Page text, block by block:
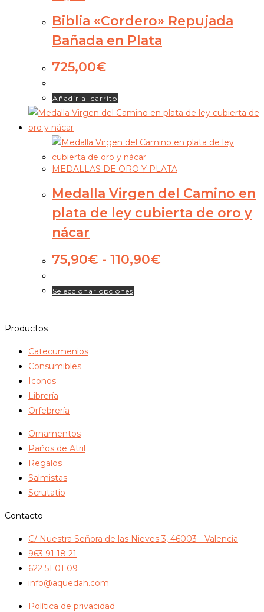
Biblia «Cordero» Repujada
Bañada en Plata
725,00€
Añadir al carrito
MEDALLAS DE ORO Y PLATA
Medalla Virgen del Camino en
plata de ley cubierta de oro y
nácar
75,90€ - 110,90€
Seleccionar opciones
Productos
Catecumenios
Consumibles
Iconos
Librería
Orfebrería
Ornamentos
Paños de Atril
Regalos
Salmistas
Scrutatio
Contacto
C/ Nuestra Señora de las Nieves 3, 46003 - Valencia
963 91 18 21
622 51 01 09
info@aquedah.com
Política de privacidad